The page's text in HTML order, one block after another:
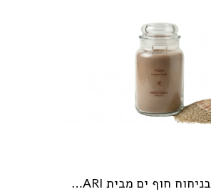
הוספה לעגלה נר ענקי בניחוח חוף ים מבית HIKARI